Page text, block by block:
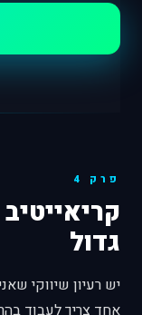
פרק 4
גדול
יש רעיון שיווקי
אחד צריך לעבוד